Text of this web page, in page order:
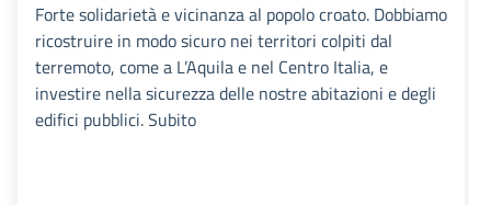
Forte solidarietà e vicinanza al popolo croato. Dobbiamo
ricostruire in modo sicuro nei territori colpiti dal
terremoto, come a L’Aquila e nel Centro Italia, e
investire nella sicurezza delle nostre abitazioni e degli
edifici pubblici. Subito